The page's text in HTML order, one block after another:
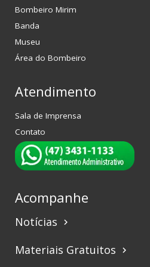
Bombeiro Mirim
Banda
Museu
Área do Bombeiro
Atendimento
Sala de Imprensa
Contato
Acompanhe
Notícias keyboard_arrow_right
Materiais Gratuitos keyboard_arrow_right